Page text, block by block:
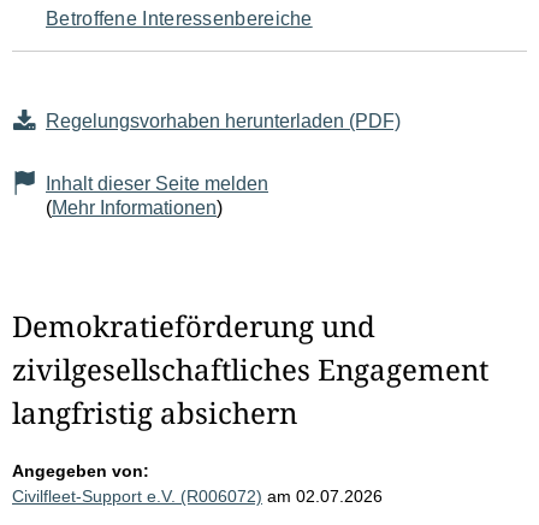
den
Betroffene Interessenbereiche
Regelungsvorhaben herunterladen (PDF)
Inhalt dieser Seite melden
(Mehr Informationen)
Demokratieförderung und
zivilgesellschaftliches Engagement
langfristig absichern
Angegeben von:
Civilfleet-Support e.V. (R006072) am 02.07.2026